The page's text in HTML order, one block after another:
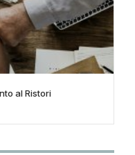
al Ristori